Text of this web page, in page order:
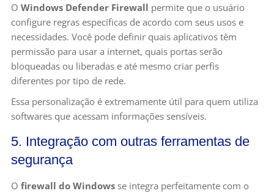
O Windows Defender Firewall permite que o usuário
configure regras específicas de acordo com seus usos e
necessidades. Você pode definir quais aplicativos têm
permissão para usar a internet, quais portas serão
bloqueadas ou liberadas e até mesmo criar perfis
diferentes por tipo de rede.
Essa personalização é extremamente útil para quem utiliza
softwares que acessam informações sensíveis.
5. Integração com outras ferramentas de
segurança
O firewall do Windowsse integra perfeitamente com o